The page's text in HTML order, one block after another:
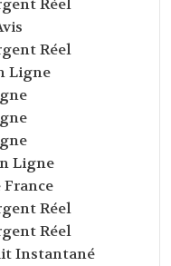
Réel
Réel
Ligne
Ligne
France
Réel
Réel
Instantané